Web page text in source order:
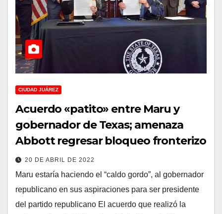
CIUDAD JUÁREZ
Acuerdo «patito» entre Maru y
gobernador de Texas; amenaza
Abbott regresar bloqueo fronterizo
20 DE ABRIL DE 2022
Maru estaría haciendo el “caldo gordo”, al gobernador
republicano en sus aspiraciones para ser presidente
del partido republicano El acuerdo que realizó la